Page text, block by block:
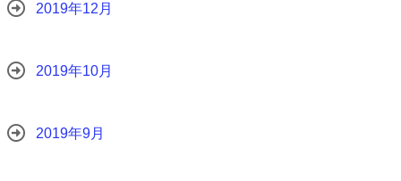
2019年12月
2019年10月
2019年9月